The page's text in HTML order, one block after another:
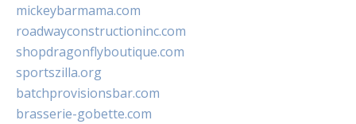
mickeybarmama.com
roadwayconstructioninc.com
shopdragonflyboutique.com
sportszilla.org
batchprovisionsbar.com
brasserie-gobette.com